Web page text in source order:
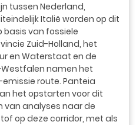
tussen Nederland,
Italië worden op dit
van fossiele
Zuid-Holland, het
en Waterstaat en de
namen het
route. Panteia
het opstarten voor dit
van analyses naar de
op deze corridor, met als